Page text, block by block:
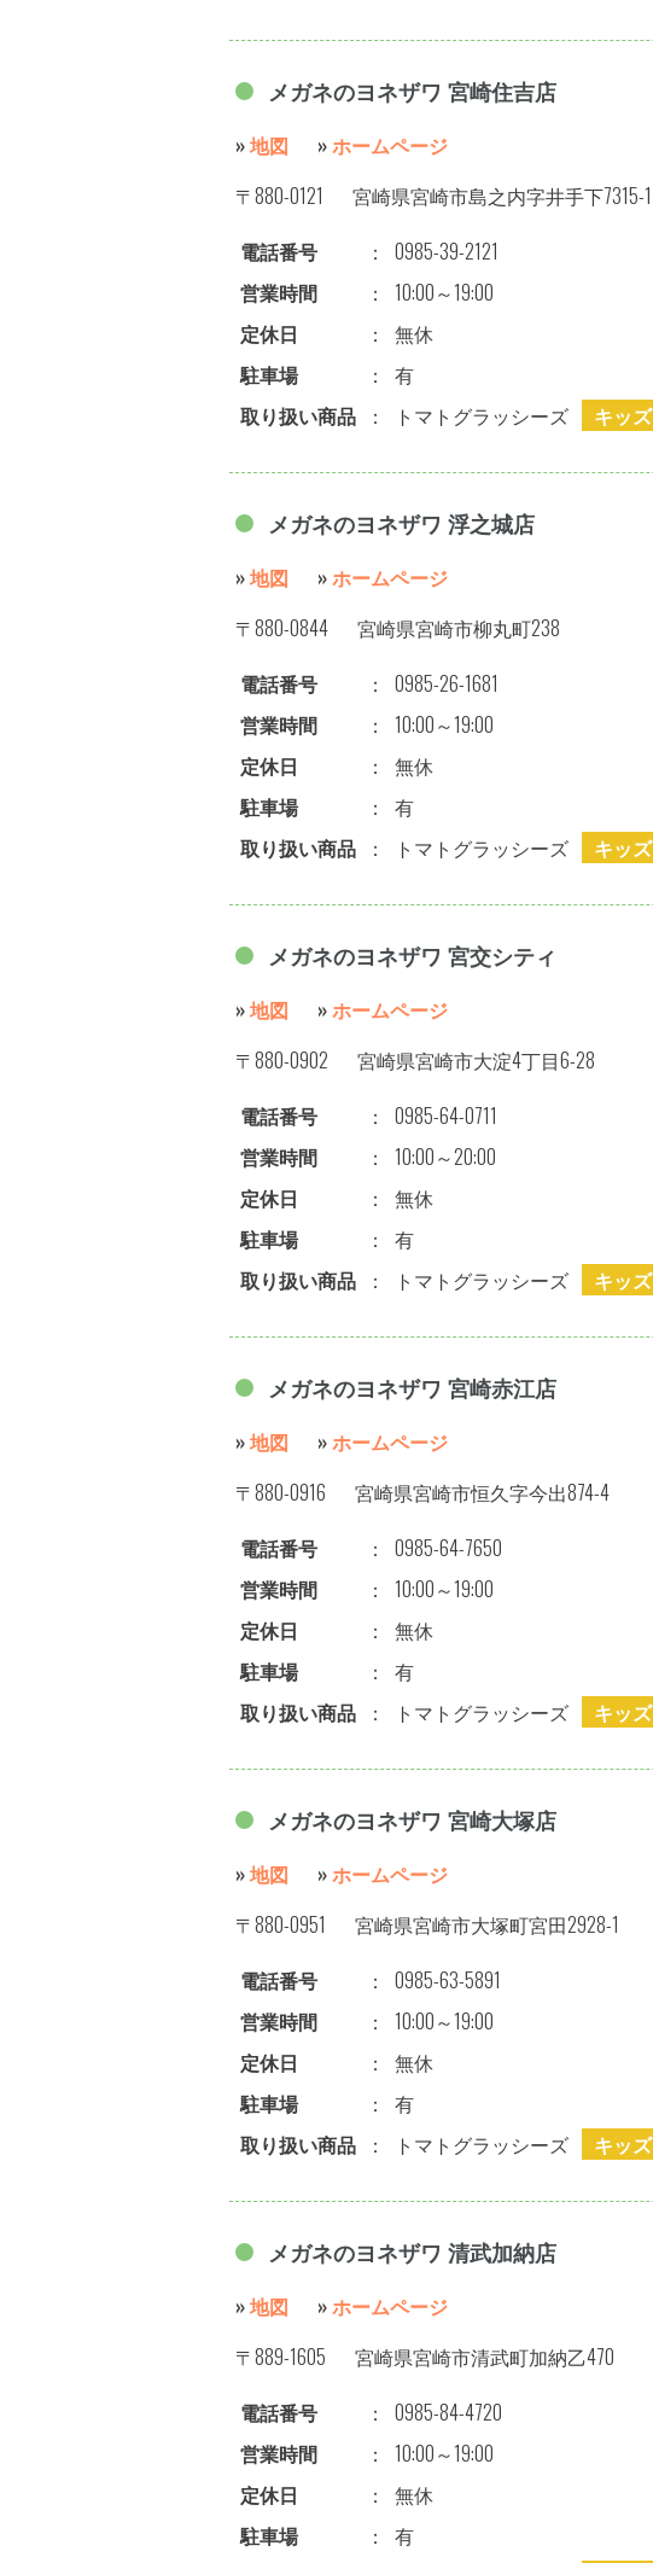
メガネのヨネザワ 宮崎住吉店
»地図 »ホームページ
〒880-0121
宮崎県宮崎市島之内字井手下7315-1
電話番号
：
0985-39-2121
営業時間
：
10:00～19:00
定休日
：
無休
駐車場
：
有
取り扱い商品
： トマトグラッシーズ キッズ
メガネのヨネザワ 浮之城店
»地図 »ホームページ
〒880-0844
宮崎県宮崎市柳丸町238
電話番号
：
0985-26-1681
営業時間
：
10:00～19:00
定休日
：
無休
駐車場
：
有
取り扱い商品
： トマトグラッシーズ キッズ
メガネのヨネザワ 宮交シティ
»地図 »ホームページ
〒880-0902
宮崎県宮崎市大淀4丁目6-28
電話番号
：
0985-64-0711
営業時間
：
10:00～20:00
定休日
：
無休
駐車場
：
有
取り扱い商品
： トマトグラッシーズ キッズ
メガネのヨネザワ 宮崎赤江店
»地図 »ホームページ
〒880-0916
宮崎県宮崎市恒久字今出874-4
電話番号
：
0985-64-7650
営業時間
：
10:00～19:00
定休日
：
無休
駐車場
：
有
取り扱い商品
： トマトグラッシーズ キッズ
メガネのヨネザワ 宮崎大塚店
»地図 »ホームページ
〒880-0951
宮崎県宮崎市大塚町宮田2928-1
電話番号
：
0985-63-5891
営業時間
：
10:00～19:00
定休日
：
無休
駐車場
：
有
取り扱い商品
： トマトグラッシーズ キッズ
メガネのヨネザワ 清武加納店
»地図 »ホームページ
〒889-1605
宮崎県宮崎市清武町加納乙470
電話番号
：
0985-84-4720
営業時間
：
10:00～19:00
定休日
：
無休
駐車場
：
有